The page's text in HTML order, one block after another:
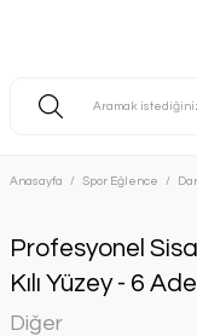
Anasayfa Spor Eğlence
Profesyonel
Kılı Yüzey - 6
Diğer